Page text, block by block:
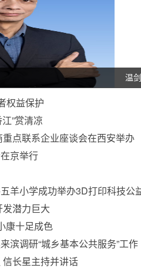
温
权益保护
”赏清凉
点联系企业座谈会在西安举办
京举行
羊小学成功举办3D打印科技公
潜力巨大
康十足成色
滨调研“城乡基本公共服务”工作
长星主持并讲话